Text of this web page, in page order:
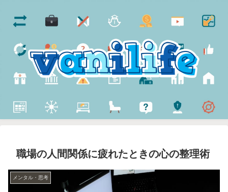
職場の人間関係に疲れたときの心の整理術
メンタル・思考